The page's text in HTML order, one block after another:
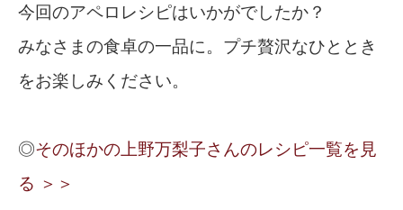
今回のアペロレシピはいかがでしたか？
みなさまの食卓の一品に。プチ贅沢なひととき
をお楽しみください。
◎そのほかの上野万梨子さんのレシピ一覧を見
る ＞＞